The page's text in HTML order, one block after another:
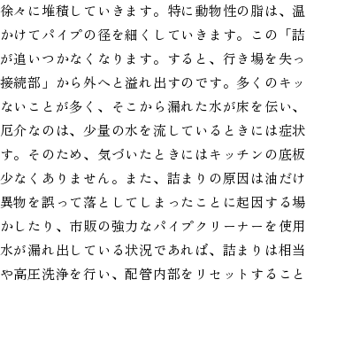
々に堆積していきます。特に動物性の脂は、温
けてパイプの径を細くしていきます。この「詰
追いつかなくなります。すると、行き場を失っ
続部」から外へと溢れ出すのです。多くのキッ
ことが多く、そこから漏れた水が床を伝い、
介なのは、少量の水を流しているときには症状
。そのため、気づいたときにはキッチンの底板
なくありません。また、詰まりの原因は油だけ
物を誤って落としてしまったことに起因する場
したり、市販の強力なパイプクリーナーを使用
が漏れ出している状況であれば、詰まりは相当
高圧洗浄を行い、配管内部をリセットすること